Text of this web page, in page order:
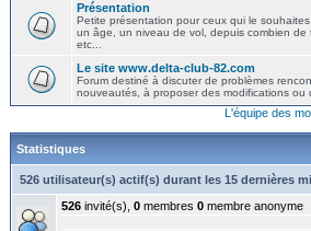
Présentation
Petite présentation pour ceux qui le
un âge, un niveau de vol, depuis combien de
etc...
Le site www.delta-club-82.com
Forum destiné à discuter de problèmes
nouveautés, à proposer des modifications ou
L'équipe des
Statistiques
526 utilisateur(s) actif(s) durant les 15 dernières
526 invité(s), 0 membres 0 membre anonyme